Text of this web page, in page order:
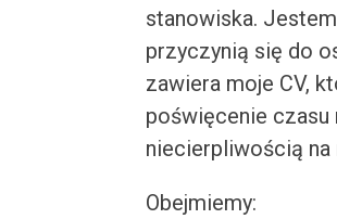
stanowiska.
przyczynią się do
zawiera moje CV,
poświęcenie czasu
niecierpliwością
Obejmiemy: